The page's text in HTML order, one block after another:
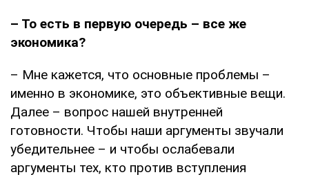
– То есть в первую очередь – все же
экономика?
– Мне кажется, что основные проблемы –
именно в экономике, это объективные вещи.
Далее – вопрос нашей внутренней
готовности. Чтобы наши аргументы звучали
убедительнее – и чтобы ослабевали
аргументы тех, кто против вступления